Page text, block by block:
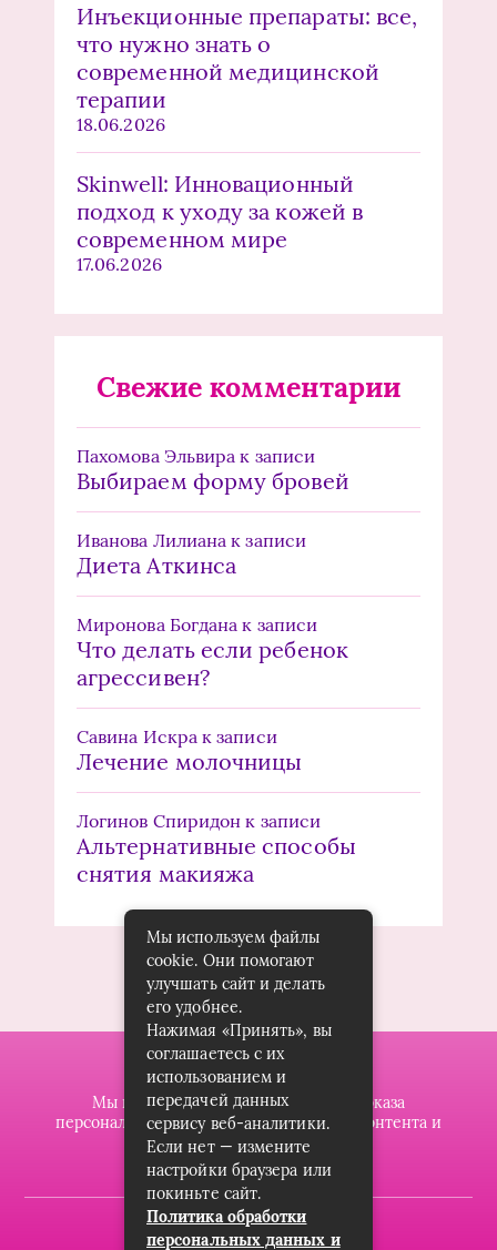
Инъекционные препараты: все,
что нужно знать о
современной медицинской
терапии
18.06.2026
Skinwell: Инновационный
подход к уходу за кожей в
современном мире
17.06.2026
Свежие комментарии
Пахомова Эльвира к записи
Выбираем форму бровей
Иванова Лилиана к записи
Диета Аткинса
Миронова Богдана к записи
Что делать если ребенок
агрессивен?
Савина Искра к записи
Лечение молочницы
Логинов Спиридон к записи
Альтернативные способы
снятия макияжа
Мы используем файлы cookie для показа
персонализированной рекламы и/или контента и
анализа нашего трафика.
2019-2023 © dzintarsshop.ru
Мы используем файлы
cookie. Они помогают
улучшать сайт и делать
его удобнее.
Нажимая «Принять», вы
соглашаетесь с их
использованием и
передачей данных
сервису веб-аналитики.
Если нет — измените
настройки браузера или
покиньте сайт.
Политика обработки
персональных данных и